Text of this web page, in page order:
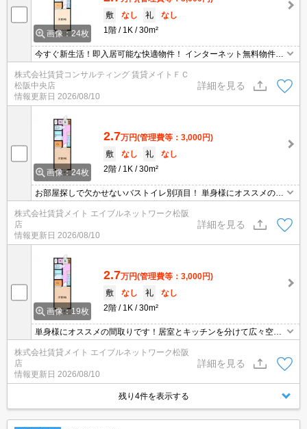
画像：24枚
敷
なし 礼
なし
1階
1K 30m²
今すぐ新生活！即入居可能な快適物件！ インターネット無料物件！
面倒な個人での手続き不要でご利用いただけます♪私生活はもちろん
テレワーク勤務の方にもおすすめですよ♪
株式会社賃貸コンサルティング 賃貸メイトＦＣ
松阪中央店
情報更新日 2026/08/10
詳細を見る
画像：24枚
2.7万円(管理費等：3,000円)
敷
なし 礼
なし
2階
1K 30m²
お部屋探しで欠かせないバストイレ別項目！ 単身様にオススメの間
取りです！居室とキッチンを分けて広々空間をぜひ味わってくださ
い♪
株式会社賃貸メイト エイブルネットワーク松阪
店
情報更新日 2026/08/10
詳細を見る
画像：19枚
2.7万円(管理費等：3,000円)
敷
なし 礼
なし
2階
1K 30m²
単身様にオススメの間取りです！居室とキッチンを分けて広々空間
をぜひ味わってください♪
株式会社賃貸メイト エイブルネットワーク松阪
店
情報更新日 2026/08/10
詳細を見る
残り4件を表示する